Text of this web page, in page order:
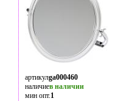
артикулga000460
наличиев наличии
мин опт.1